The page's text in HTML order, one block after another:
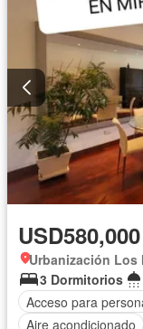
USD580,000
Urbanización Los
3 Dormitorios
Acceso para
Aire acondicionado